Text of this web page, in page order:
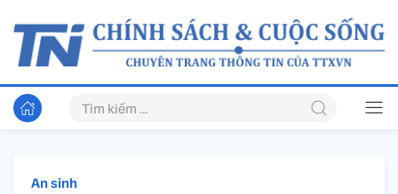
An sinh